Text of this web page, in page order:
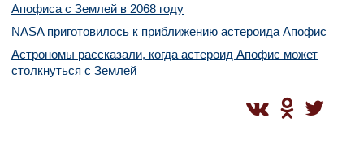
Апофиса с Землей в 2068 году
NASA приготовилось к приближению астероида Апофис
Астрономы рассказали, когда астероид Апофис может
столкнуться с Землей